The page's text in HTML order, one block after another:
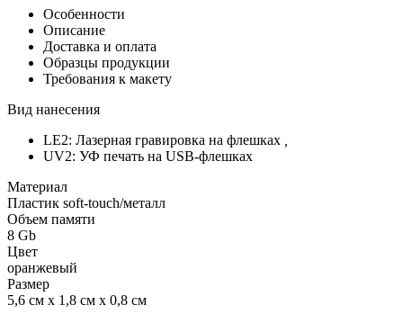
Особенности
Описание
Доставка и оплата
Образцы продукции
Требования к макету
Вид нанесения
LE2: Лазерная гравировка на флешках
UV2: УФ печать на USB-флешках
Материал
Пластик soft-touch/металл
Объем памяти
8 Gb
Цвет
оранжевый
Размер
5,6 см х 1,8 см х 0,8 см